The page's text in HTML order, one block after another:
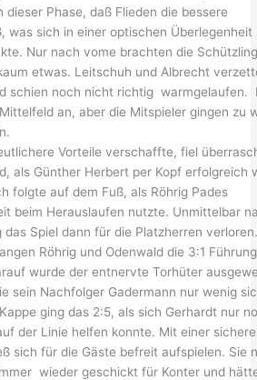
dieser Phase, daß Flieden die bessere
was sich in einer optischen Überlegenheit
Nur nach vome brachten die
etwas. Leitschuh und Albrecht
schien noch nicht richtig warmgelaufen.
an, aber die Mitspieler gingen zu
Vorteile verschaffte, fiel
als Günther Herbert per Kopf erfolgreich
folgte auf dem Fuß, als Röhrig Pades
beim Herauslaufen nutzte. Unmittelbar
das Spiel dann für die Platzherren
Röhrig und Odenwald die 3:1
wurde der entnervte Torhüter
sein Nachfolger Gadermann nur wenig
ging das 2:5, als sich Gerhardt nur
der Linie helfen konnte. Mit einer
sich für die Gäste befreit aufspielen. Sie
wieder geschickt für Konter und